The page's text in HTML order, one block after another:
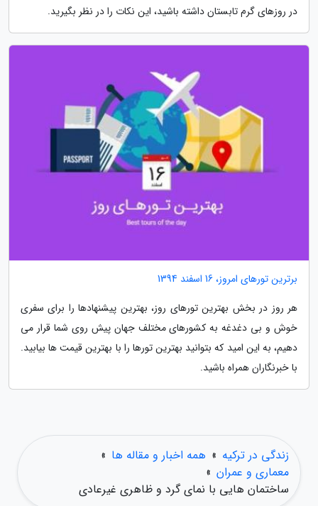
در روزهای گرم تابستان داشته باشید، این نکات را در نظر بگیرید.
برترین تورهای امروز، 16 اسفند 1394
هر روز در بخش بهترین تورهای روز، بهترین پیشنهادها را برای سفری
خوش و بی دغدغه به کشورهای مختلف جهان پیش روی شما قرار می
دهیم، به این امید که بتوانید بهترین تورها را با بهترین قیمت ها بیابید.
با خبرنگاران همراه باشید.
زندگی در ترکیه » همه اخبار و مقاله ها »
معماری و عمران »
ساختمان هایی با نمای گرد و ظاهری غیرعادی